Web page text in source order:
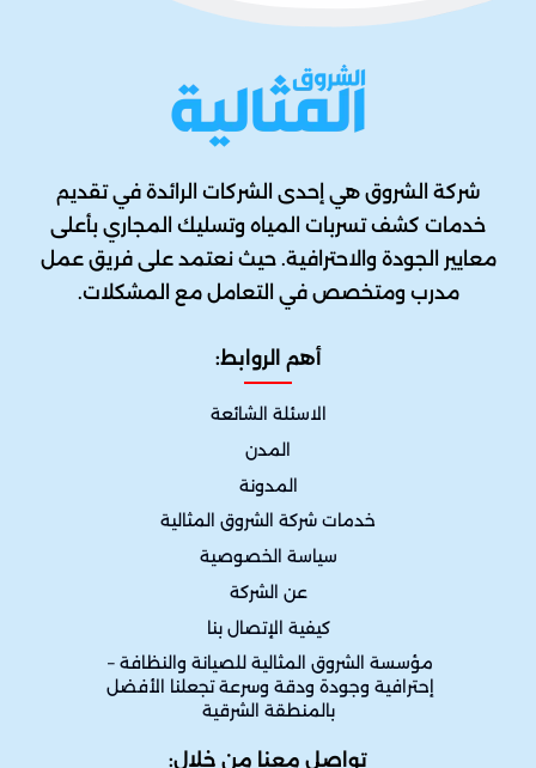
شركة الشروق هي إحدى الشركات الرائدة في تقديم
خدمات كشف تسربات المياه وتسليك المجاري بأعلى
معايير الجودة والاحترافية. حيث نعتمد على فريق عمل
مدرب ومتخصص في التعامل مع المشكلات.
أهم الروابط:
الاسئلة الشائعة
المدن
المدونة
خدمات شركة الشروق المثالية
سياسة الخصوصية
عن الشركة
كيفية الإتصال بنا
بالمنطقة الشرقية
تواصل معنا من خلال: